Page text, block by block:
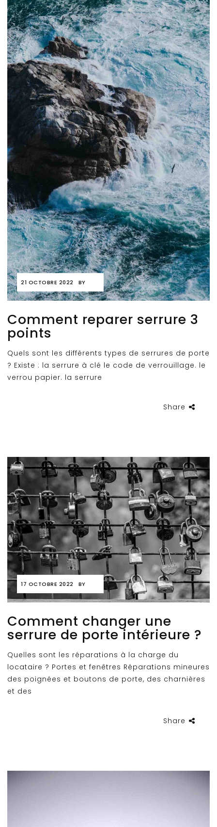
21 OCTOBRE 2022 BY
Comment reparer serrure 3
points
Quels sont les différents types de serrures de porte
? Existe : la serrure à clé le code de verrouillage. le
verrou papier. la serrure
Share
17 OCTOBRE 2022 BY
Comment changer une
serrure de porte intérieure ?
Quelles sont les réparations à la charge du
locataire ? Portes et fenêtres Réparations mineures
des poignées et boutons de porte, des charnières
et des
Share